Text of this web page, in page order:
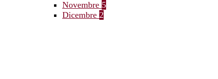
Novembre 5
Dicembre 2